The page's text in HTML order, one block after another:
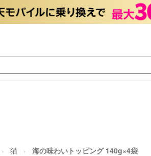
猫 海の味わいトッピング 140g×4袋